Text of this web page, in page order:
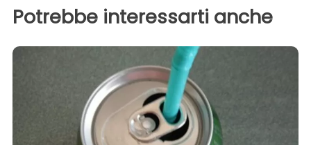
Potrebbe interessarti anche